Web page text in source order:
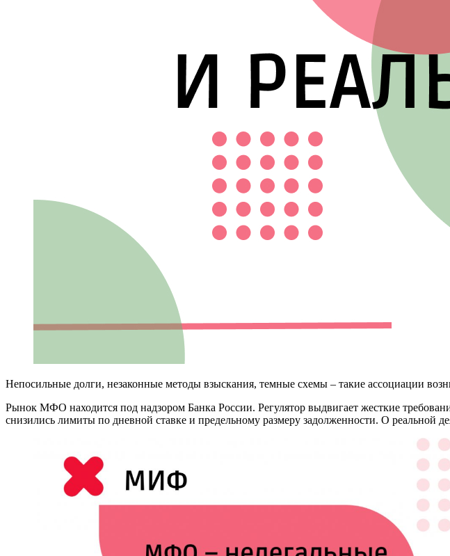
Непосильные долги, незаконные методы взыскания, темные схемы – такие ассоциации
Рынок МФО находится под надзором Банка России. Регулятор выдвигает жесткие
снизились лимиты по дневной ставке и предельному размеру задолженности. О